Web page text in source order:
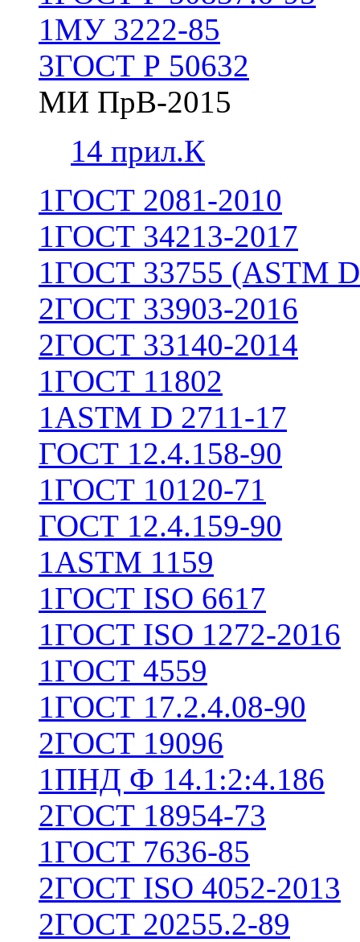
1МУ 3222-85
3ГОСТ Р 50632
МИ ПрВ-2015
14 прил.К
1ГОСТ 2081-2010
1ГОСТ 34213-2017
1ГОСТ 33755 (ASTM
2ГОСТ 33903-2016
2ГОСТ 33140-2014
1ГОСТ 11802
1ASTM D 2711-17
ГОСТ 12.4.158-90
1ГОСТ 10120-71
ГОСТ 12.4.159-90
1ASTM 1159
1ГОСТ ISO 6617
1ГОСТ ISO 1272-2016
1ГОСТ 4559
1ГОСТ 17.2.4.08-90
2ГОСТ 19096
1ПНД Ф 14.1:2:4.186
2ГОСТ 18954-73
1ГОСТ 7636-85
2ГОСТ ISO 4052-2013
2ГОСТ 20255.2-89